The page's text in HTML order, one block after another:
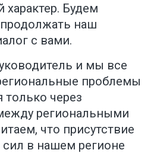
Будем
наш
с вами.
и мы все
проблемы
через
региональными
что присутствие
в нашем регионе